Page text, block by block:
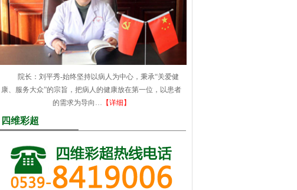
院长：刘平秀-始终坚持以病人为中心，秉承“关爱健
康、服务大众”的宗旨，把病人的健康放在第一位，以患者
的需求为导向… 【详细】
四维彩超